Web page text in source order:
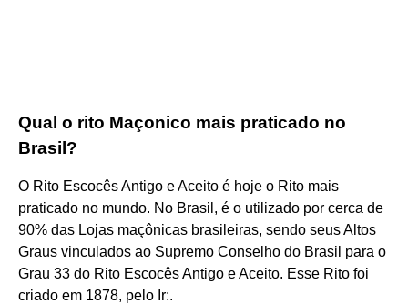
Qual o rito Maçonico mais praticado no
Brasil?
O Rito Escocês Antigo e Aceito é hoje o Rito mais
praticado no mundo. No Brasil, é o utilizado por cerca de
90% das Lojas maçônicas brasileiras, sendo seus Altos
Graus vinculados ao Supremo Conselho do Brasil para o
Grau 33 do Rito Escocês Antigo e Aceito. Esse Rito foi
criado em 1878, pelo Ir:.